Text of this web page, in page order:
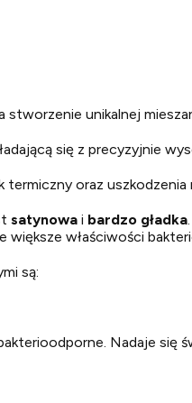
unikalnej
się z precyzyjnie
termiczny oraz uszkodzenia
satynowa i bardzo gładka
większe właściwości
są:
Nadaje się